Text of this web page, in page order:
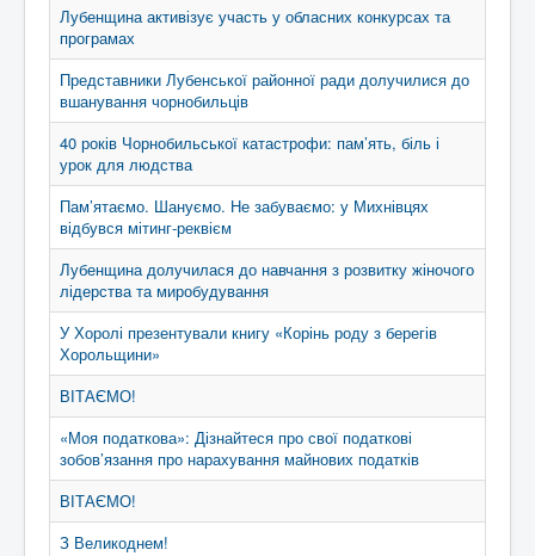
Лубенщина активізує участь у обласних конкурсах та
програмах
Представники Лубенської районної ради долучилися до
вшанування чорнобильців
40 років Чорнобильської катастрофи: пам’ять, біль і
урок для людства
Пам’ятаємо. Шануємо. Не забуваємо: у Михнівцях
відбувся мітинг-реквієм
Лубенщина долучилася до навчання з розвитку жіночого
лідерства та миробудування
У Хоролі презентували книгу «Корінь роду з берегів
Хорольщини»
ВІТАЄМО!
«Моя податкова»: Дізнайтеся про свої податкові
зобов’язання про нарахування майнових податків
ВІТАЄМО!
З Великоднем!